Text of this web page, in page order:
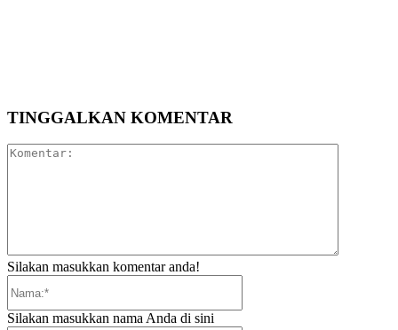
TINGGALKAN KOMENTAR
Silakan masukkan komentar anda!
Silakan masukkan nama Anda di sini